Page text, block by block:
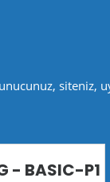
siteniz,
- BASIC-P1